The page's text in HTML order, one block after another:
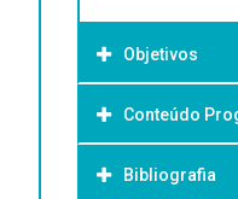
Objetivos
Objetivo Geral:
Conteúdo
Bibliografia